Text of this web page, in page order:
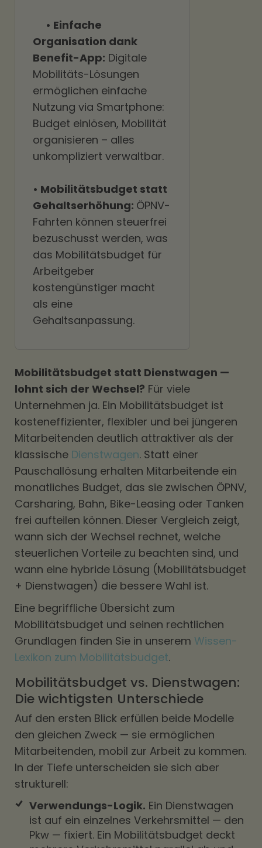
• Einfache
Organisation dank
Benefit-App: Digitale
Mobilitäts-Lösungen
ermöglichen einfache
Nutzung via Smartphone:
Budget einlösen, Mobilität
organisieren – alles
unkompliziert verwaltbar.
• Mobilitätsbudget statt
Gehaltserhöhung: ÖPNV-
Fahrten können steuerfrei
bezuschusst werden, was
das Mobilitätsbudget für
Arbeitgeber
kostengünstiger macht
als eine
Gehaltsanpassung.
Mobilitätsbudget statt Dienstwagen —
lohnt sich der Wechsel? Für viele
Unternehmen ja. Ein Mobilitätsbudget ist
kosteneffizienter, flexibler und bei jüngeren
Mitarbeitenden deutlich attraktiver als der
klassische Dienstwagen. Statt einer
Pauschallösung erhalten Mitarbeitende ein
monatliches Budget, das sie zwischen ÖPNV,
Carsharing, Bahn, Bike-Leasing oder Tanken
frei aufteilen können. Dieser Vergleich zeigt,
wann sich der Wechsel rechnet, welche
steuerlichen Vorteile zu beachten sind, und
wann eine hybride Lösung (Mobilitätsbudget
+ Dienstwagen) die bessere Wahl ist.
Eine begriffliche Übersicht zum
Mobilitätsbudget und seinen rechtlichen
Grundlagen finden Sie in unserem Wissen-
Lexikon zum Mobilitätsbudget.
Mobilitätsbudget vs. Dienstwagen:
Die wichtigsten Unterschiede
Auf den ersten Blick erfüllen beide Modelle
den gleichen Zweck — sie ermöglichen
Mitarbeitenden, mobil zur Arbeit zu kommen.
In der Tiefe unterscheiden sie sich aber
strukturell:
Verwendungs-Logik. Ein Dienstwagen
ist auf ein einzelnes Verkehrsmittel — den
Pkw — fixiert. Ein Mobilitätsbudget deckt